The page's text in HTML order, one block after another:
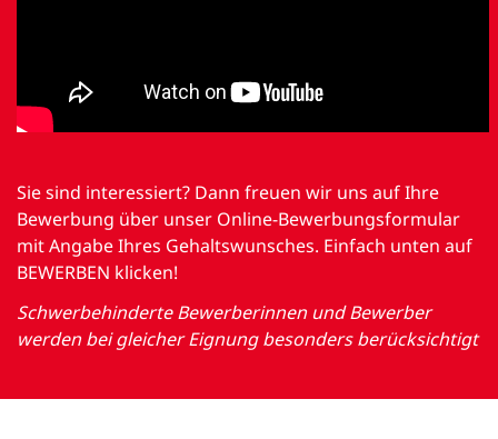
Sie sind interessiert? Dann freuen wir uns auf Ihre
Bewerbung über unser Online-Bewerbungsformular
mit Angabe Ihres Gehaltswunsches. Einfach unten auf
BEWERBEN klicken!
Schwerbehinderte Bewerberinnen und Bewerber
werden bei gleicher Eignung besonders berücksichtigt